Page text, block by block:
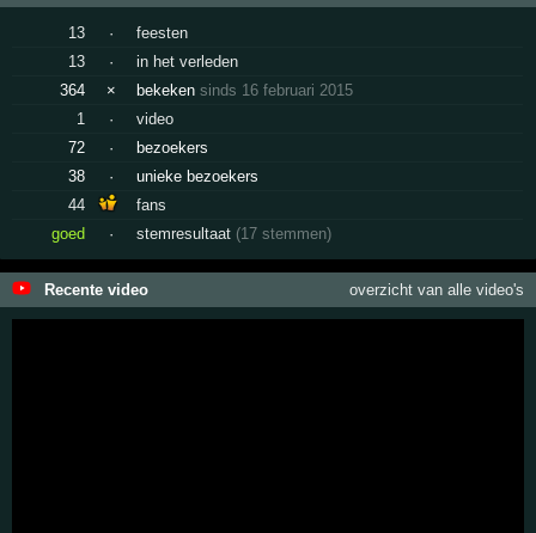
13 ·
feesten
13
·
in het verleden
364
× bekekensinds 16 februari 2015
1
·
video
72
·
bezoekers
38
·
unieke bezoekers
44
fans
goed
· stemresultaat (17 stemmen)
Recente video overzicht van alle video's